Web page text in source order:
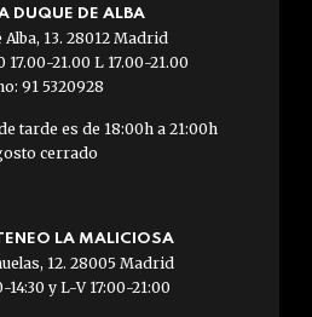
DUQUE DE ALBA
Alba, 13. 28012 Madrid
17.00-21.00 L 17.00-21.00
91 5320928
tarde es de 18:00h a 21:00h
cerrado
LA MALICIOSA
12. 28005 Madrid
14:30 y L-V 17:00-21:00